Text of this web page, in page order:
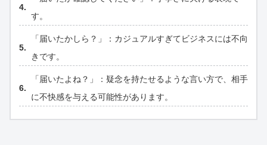
す。
「届いたかしら？」：カジュアルすぎてビジネスには不向
きです。
「届いたよね？」：疑念を持たせるような言い方で、相手
に不快感を与える可能性があります。